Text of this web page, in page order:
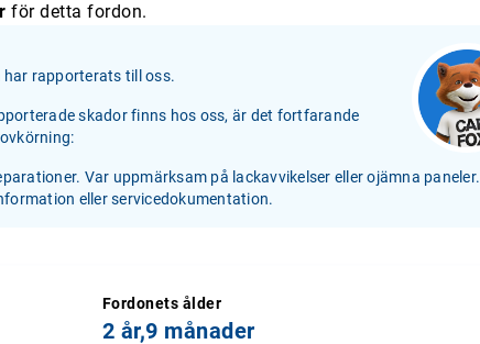
för detta fordon.
har rapporterats till oss.
skador finns hos oss, är det fortfarande
Var uppmärksam på lackavvikelser eller ojämna paneler.
eller servicedokumentation.
Fordonets ålder
2 år,9 månader